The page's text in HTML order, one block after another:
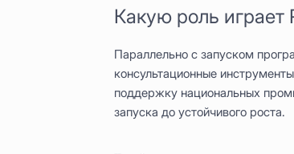
Какую роль играет
Параллельно с запуском
консультационные
поддержку национальных
запуска до устойчивого роста.